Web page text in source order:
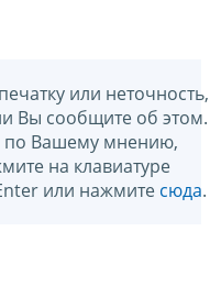
или неточность,
Вы сообщите об этом.
по Вашему мнению,
на клавиатуре
или нажмите сюда.